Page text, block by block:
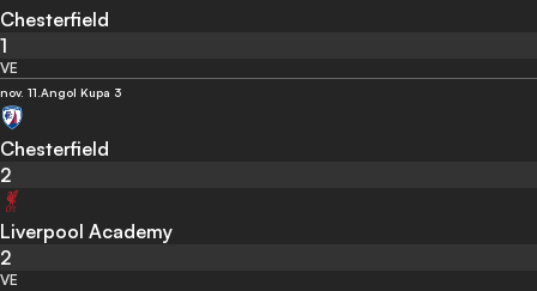
Chesterfield
1
VE
nov. 11. Angol Kupa 3
Chesterfield
2
Liverpool Academy
2
VE